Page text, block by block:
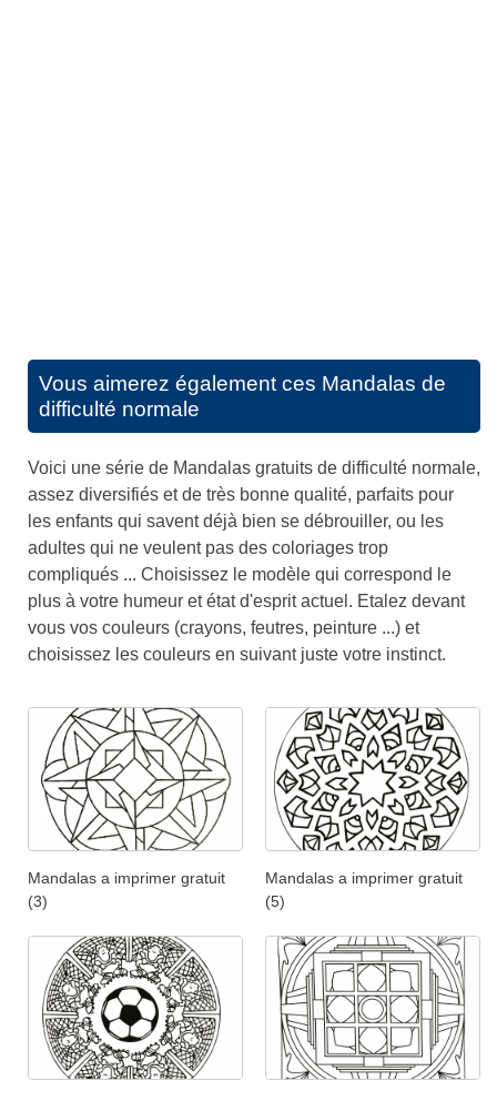
Vous aimerez également ces Mandalas de
difficulté normale
Voici une série de Mandalas gratuits de difficulté normale,
assez diversifiés et de très bonne qualité, parfaits pour
les enfants qui savent déjà bien se débrouiller, ou les
adultes qui ne veulent pas des coloriages trop
compliqués ... Choisissez le modèle qui correspond le
plus à votre humeur et état d'esprit actuel. Etalez devant
vous vos couleurs (crayons, feutres, peinture ...) et
choisissez les couleurs en suivant juste votre instinct.
Mandalas a imprimer gratuit
(3)
Mandalas a imprimer gratuit
(5)